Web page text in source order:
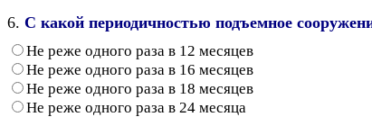
6. С какой периодичностью подъемное
Не реже одного раза в 12 месяцев
Не реже одного раза в 16 месяцев
Не реже одного раза в 18 месяцев
Не реже одного раза в 24 месяца